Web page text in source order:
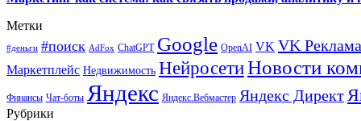
Метки
#деньги #поиск AdFox ChatGPT Google OpenAI VK VK Реклама
Маркетплейс Недвижимость НейросетиНовости
Финансы Чат-боты Яндекс Яндекс.Вебмастер Яндекс Директ
Рубрики